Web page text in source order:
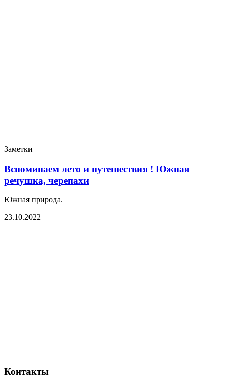
Заметки
Вспоминаем лето и путешествия ! Южная
речушка, черепахи
Южная природа.
23.10.2022
Контакты